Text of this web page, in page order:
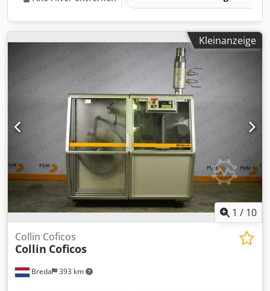
Kleinanzeige
1 / 10
Breda 393 km
Collin Coficos
Collin Coficos